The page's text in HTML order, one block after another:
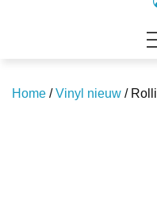
Home /Vinyl nieuw /